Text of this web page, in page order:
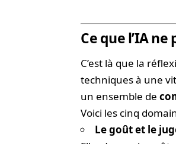
Ce que l’IA
C’est là que la
techniques à une
un ensemble de
Voici les cinq
Le goût et le